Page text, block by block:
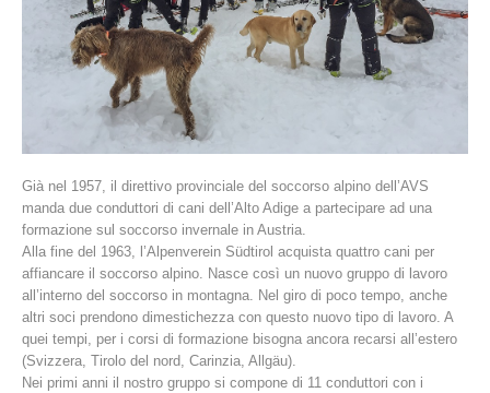
Già nel 1957, il direttivo provinciale del soccorso alpino dell’AVS
manda due conduttori di cani dell’Alto Adige a partecipare ad una
formazione sul soccorso invernale in Austria.
Alla fine del 1963, l’Alpenverein Südtirol acquista quattro cani per
affiancare il soccorso alpino. Nasce così un nuovo gruppo di lavoro
all’interno del soccorso in montagna. Nel giro di poco tempo, anche
altri soci prendono dimestichezza con questo nuovo tipo di lavoro. A
quei tempi, per i corsi di formazione bisogna ancora recarsi all’estero
(Svizzera, Tirolo del nord, Carinzia, Allgäu).
Nei primi anni il nostro gruppo si compone di 11 conduttori con i